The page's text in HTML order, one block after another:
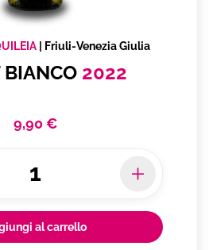
| Friuli-Venezia Giulia
BIANCO 2022
9,90 €
al carrello